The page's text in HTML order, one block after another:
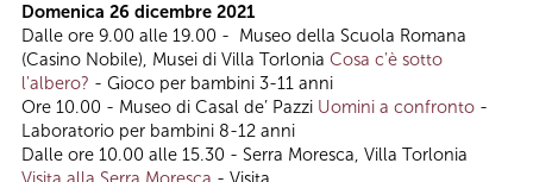
Domenica 26 dicembre 2021
Dalle ore 9.00 alle 19.00 - Museo della Scuola Romana
(Casino Nobile), Musei di Villa Torlonia Cosa c'è sotto
l'albero? - Gioco per bambini 3-11 anni
Ore 10.00 - Museo di Casal de’ Pazzi Uomini a confronto -
Laboratorio per bambini 8-12 anni
Dalle ore 10.00 alle 15.30 - Serra Moresca, Villa Torlonia